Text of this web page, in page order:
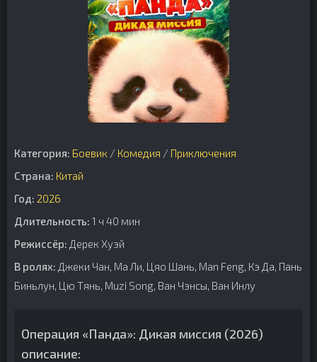
Категория: Боевик / Комедия / Приключения
Страна: Китай
Год: 2026
Длительность: 1 ч 40 мин
Режиссёр: Дерек Хуэй
В ролях: Джеки Чан, Ма Ли, Цяо Шань, Man Feng, Кэ Да, Пань
Биньлун, Цю Тянь, Muzi Song, Ван Чэнсы, Ван Инлу
Операция «Панда»: Дикая миссия (2026)
описание: